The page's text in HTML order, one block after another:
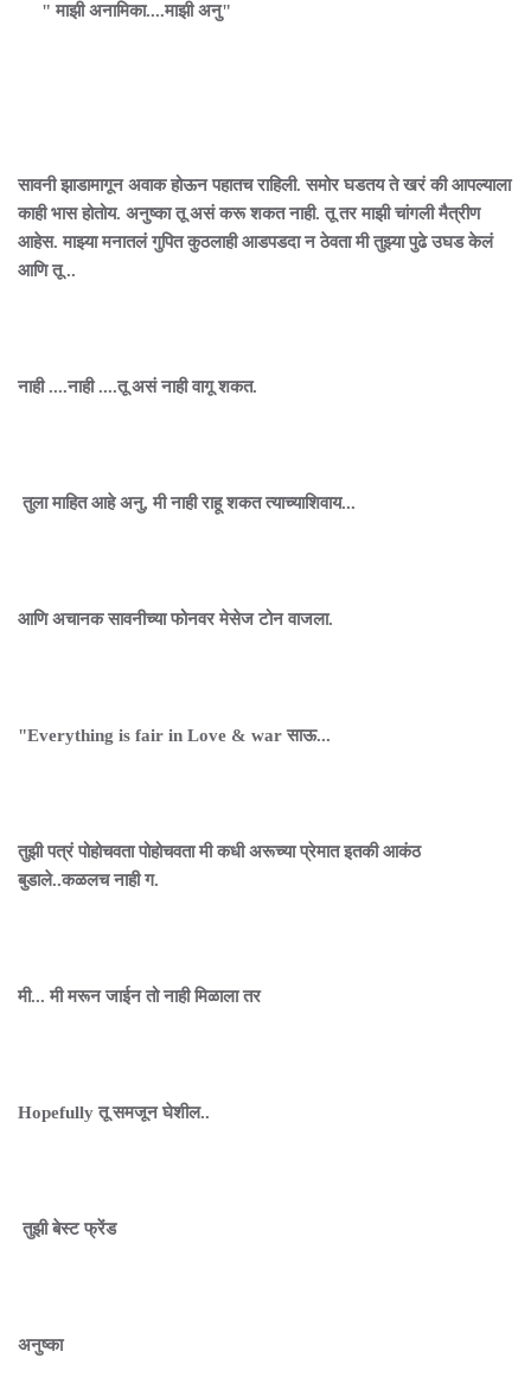
" माझी अनामिका....माझी अनु"
सावनी झाडामागून अवाक होऊन पहातच राहिली. समोर घडतय ते खरं की आपल्याला
काही भास होतोय. अनुष्का तू असं करू शकत नाही. तू तर माझी चांगली मैत्रीण
आहेस. माझ्या मनातलं गुपित कुठलाही आडपडदा न ठेवता मी तुझ्या पुढे उघड केलं
आणि तू ..
नाही ....नाही ....तू असं नाही वागू शकत.
तुला माहित आहे अनु, मी नाही राहू शकत त्याच्याशिवाय...
आणि अचानक सावनीच्या फोनवर मेसेज टोन वाजला.
"Everything is fair in Love & war साऊ...
तुझी पत्रं पोहोचवता पोहोचवता मी कधी अरूच्या प्रेमात इतकी आकंठ
बुडाले..कळलच नाही ग.
मी... मी मरून जाईन तो नाही मिळाला तर
Hopefully तू समजून घेशील..
तुझी बेस्ट फ्रेंड
अनुष्का